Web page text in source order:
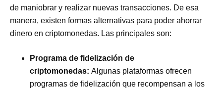
de maniobrar y realizar nuevas transacciones. De esa
manera, existen formas alternativas para poder ahorrar
dinero en criptomonedas. Las principales son:
Programa de fidelización de
criptomonedas: Algunas plataformas ofrecen
programas de fidelización que recompensan a los